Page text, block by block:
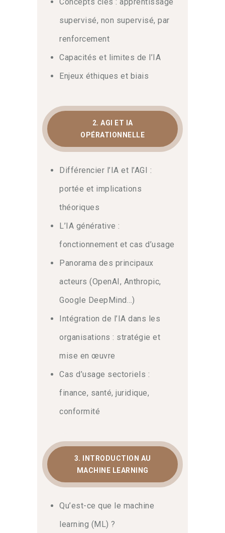
supervisé, non supervisé, par
renforcement
Capacités et limites de l’IA
Enjeux éthiques et biais
2. AGI ET IA
OPÉRATIONNELLE
Différencier l’IA et l’AGI :
portée et implications
théoriques
L’IA générative :
fonctionnement et cas d’usage
Panorama des principaux
acteurs (OpenAI, Anthropic,
Google DeepMind…)
Intégration de l’IA dans les
organisations : stratégie et
mise en œuvre
Cas d’usage sectoriels :
finance, santé, juridique,
conformité
3. INTRODUCTION AU
MACHINE LEARNING
Qu’est-ce que le machine
learning (ML) ?